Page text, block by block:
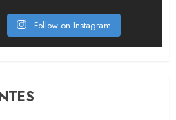
Follow on Instagram